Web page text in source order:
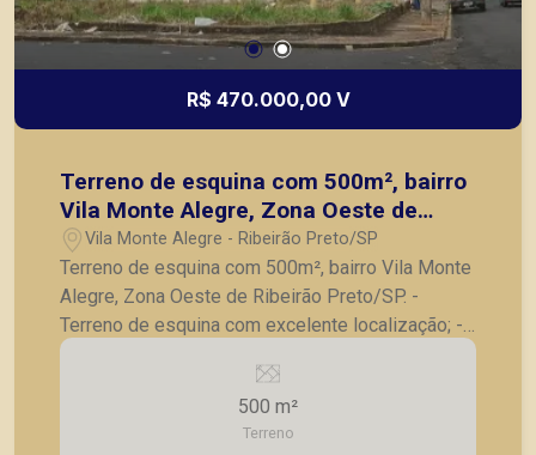
R$ 470.000,00 V
Terreno de esquina com 500m², bairro
Vila Monte Alegre, Zona Oeste de
Ribeirão Preto/SP.
Vila Monte Alegre - Ribeirão Preto/SP
Terreno de esquina com 500m², bairro Vila Monte
Alegre, Zona Oeste de Ribeirão Preto/SP. -
Terreno de esquina com excelente localização; -
Metragem 500m²; - Plano; - Uso misto. Também
temos imóveis comerciais, casas e
apartamentos próximos a mercados, farmácias,
escolas, além de pontos comerciais localizados
500 m²
Terreno